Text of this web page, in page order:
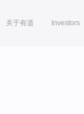
关于有道 Investors